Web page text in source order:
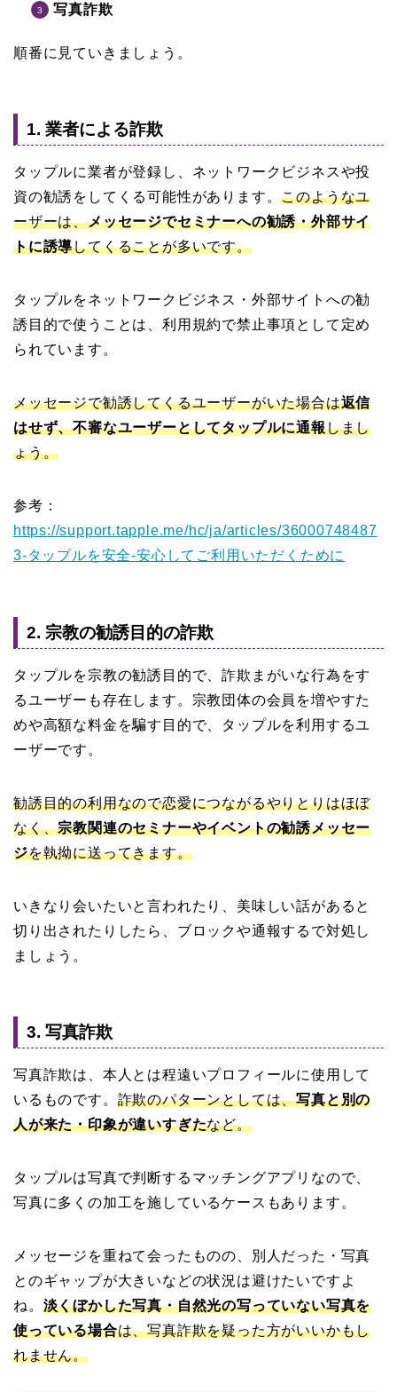
写真詐欺
順番に見ていきましょう。
1. 業者による詐欺
タップルに業者が登録し、ネットワークビジネスや投
資の勧誘をしてくる可能性があります。このようなユ
ーザーは、メッセージでセミナーへの勧誘・外部サイ
トに誘導してくることが多いです。
タップルをネットワークビジネス・外部サイトへの勧
誘目的で使うことは、利用規約で禁止事項として定め
られています。
メッセージで勧誘してくるユーザーがいた場合は返信
はせず、不審なユーザーとしてタップルに通報しまし
ょう。
参考：
https://support.tapple.me/hc/ja/articles/36000748487
3-タップルを安全-安心してご利用いただくために
2. 宗教の勧誘目的の詐欺
タップルを宗教の勧誘目的で、詐欺まがいな行為をす
るユーザーも存在します。宗教団体の会員を増やすた
めや高額な料金を騙す目的で、タップルを利用するユ
ーザーです。
勧誘目的の利用なので恋愛につながるやりとりはほぼ
なく、宗教関連のセミナーやイベントの勧誘メッセー
ジを執拗に送ってきます。
いきなり会いたいと言われたり、美味しい話があると
切り出されたりしたら、ブロックや通報するで対処し
ましょう。
3. 写真詐欺
写真詐欺は、本人とは程遠いプロフィールに使用して
いるものです。 詐欺のパターンとしては、写真と別の
人が来た・印象が違いすぎたなど。
タップルは写真で判断するマッチングアプリなので、
写真に多くの加工を施しているケースもあります。
メッセージを重ねて会ったものの、別人だった・写真
とのギャップが大きいなどの状況は避けたいですよ
ね。 淡くぼかした写真・自然光の写っていない写真を
使っている場合は、写真詐欺を疑った方がいいかもし
れません。